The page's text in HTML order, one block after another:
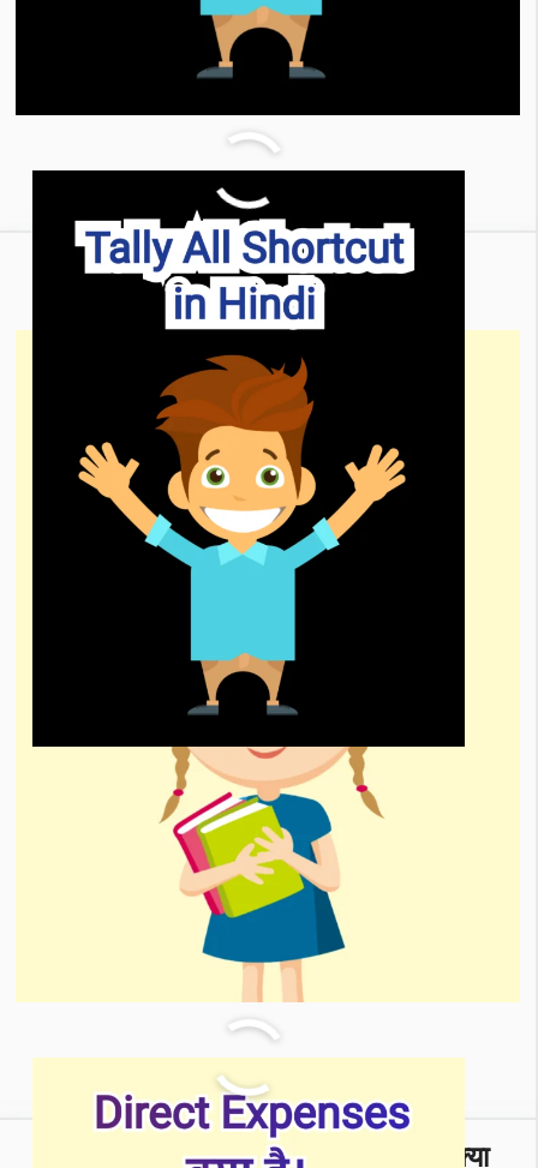
Direct Expenses क्या है।
अप्रत्यक्ष व्यय (indirect Expenses) क्या